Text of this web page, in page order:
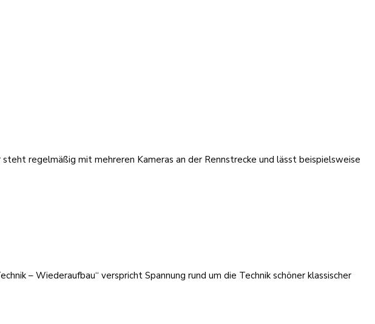
regelmäßig mit mehreren Kameras an der Rennstrecke und lässt beispielsweise
– Wiederaufbau“ verspricht Spannung rund um die Technik schöner klassischer